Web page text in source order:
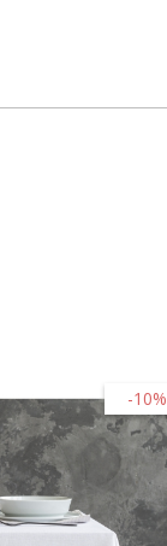
-10%